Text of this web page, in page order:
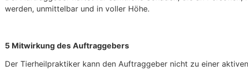
werden, unmittelbar und in voller Höhe.
5 Mitwirkung des Auftraggebers
Der Tierheilpraktiker kann den Auftraggeber nicht zu einer